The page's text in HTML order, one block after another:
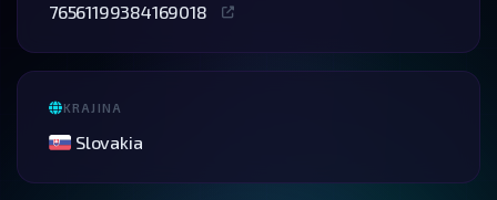
76561199384169018
KRAJINA
Slovakia